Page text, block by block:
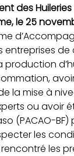
Huileries
le 25
de
la mise à
ou avoir
(PACAO-
les
les